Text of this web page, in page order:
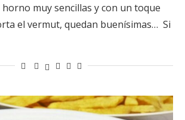
muy sencillas y con un toque
el vermut, quedan buenísimas… Si